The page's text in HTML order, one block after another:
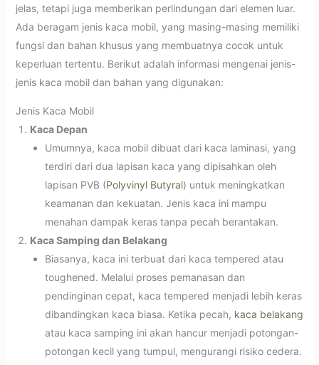
jelas, tetapi juga memberikan perlindungan dari elemen luar.
Ada beragam jenis kaca mobil, yang masing-masing memiliki
fungsi dan bahan khusus yang membuatnya cocok untuk
keperluan tertentu. Berikut adalah informasi mengenai jenis-
jenis kaca mobil dan bahan yang digunakan:
Jenis Kaca Mobil
Kaca Depan
Umumnya, kaca mobil dibuat dari kaca laminasi, yang
terdiri dari dua lapisan kaca yang dipisahkan oleh
lapisan PVB (Polyvinyl Butyral) untuk meningkatkan
keamanan dan kekuatan. Jenis kaca ini mampu
menahan dampak keras tanpa pecah berantakan.
Kaca Samping dan Belakang
Biasanya, kaca ini terbuat dari kaca tempered atau
toughened. Melalui proses pemanasan dan
pendinginan cepat, kaca tempered menjadi lebih keras
dibandingkan kaca biasa. Ketika pecah, kaca belakang
atau kaca samping ini akan hancur menjadi potongan-
potongan kecil yang tumpul, mengurangi risiko cedera.